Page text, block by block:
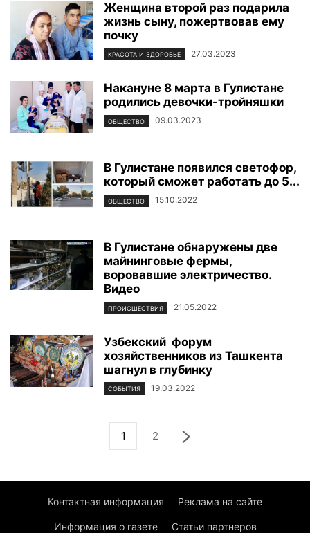
Женщина второй раз подарила
жизнь сыну, пожертвовав ему
почку
КРАСОТА И ЗДОРОВЬЕ 27.03.2023
Накануне 8 марта в Гулистане
родились девочки-тройняшки
ОБЩЕСТВО 09.03.2023
В Гулистане появился светофор,
который сможет работать до 5...
ОБЩЕСТВО 15.10.2022
В Гулистане обнаружены две
майнинговые фермы,
воровавшие электричество.
Видео
ПРОИСШЕСТВИЯ 21.05.2022
Узбекский форум
хозяйственников из Ташкента
шагнул в глубинку
СОБЫТИЯ 19.03.2022
1 2
Контактная информация Реклама на сайте
Информация о газете Статьи партнеров